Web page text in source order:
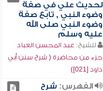
لحديث علي في صفة
وضوء النبي , تابع صفة
وضوء النبي صلى الله
عليه وسلم
للشيخ: عبد المحسن العباد
جزء من محاضرة ( شرح سنن أبي
داود [021])
الفهرس: شرح